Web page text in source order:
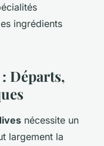
ingrédients
Départs,
nécessite un
largement la